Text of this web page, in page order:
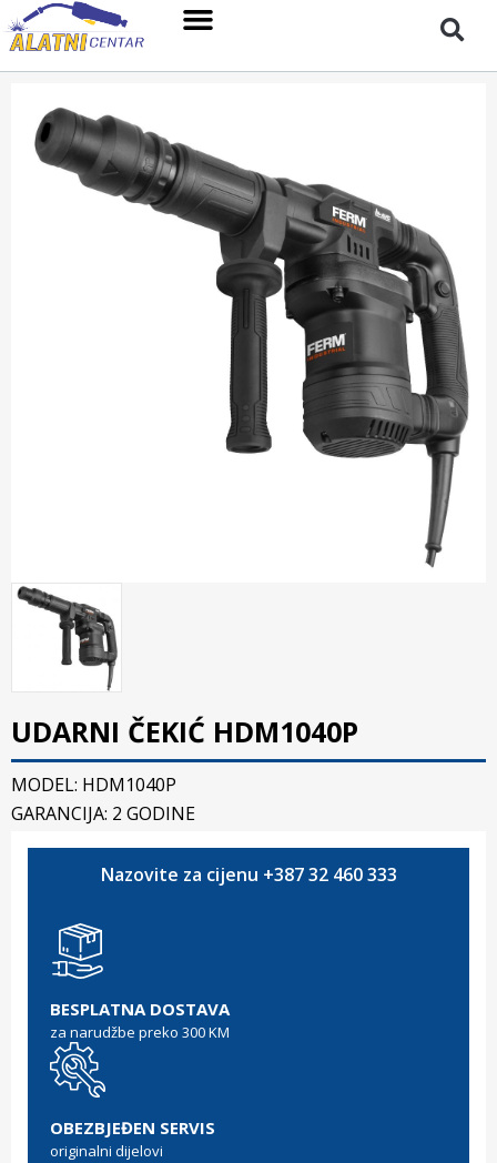
UDARNI ČEKIĆ HDM1040P
MODEL: HDM1040P
GARANCIJA: 2 GODINE
Nazovite za cijenu +387 32 460 333
BESPLATNA DOSTAVA
za narudžbe preko 300 KM
OBEZBJEĐEN SERVIS
originalni dijelovi